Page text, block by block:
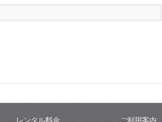
レンタル料金 ご利用案内